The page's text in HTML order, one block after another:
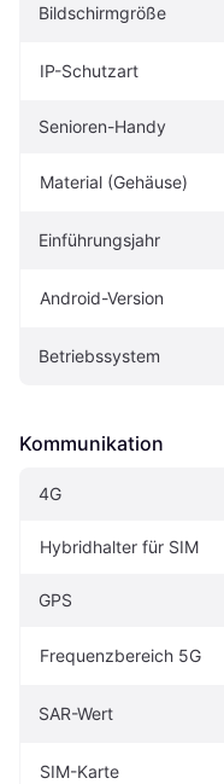
Bildschirmgröße
IP-Schutzart
Senioren-Handy
Material (Gehäuse)
Einführungsjahr
Android-Version
Betriebssystem
Kommunikation
4G
Hybridhalter für SIM
GPS
Frequenzbereich 5G
SAR-Wert
SIM-Karte